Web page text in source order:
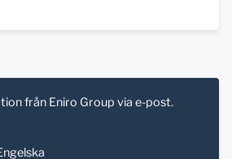
från Eniro Group via e-post.